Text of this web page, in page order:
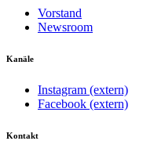
Vorstand
Newsroom
Kanäle
Instagram (extern)
Facebook (extern)
Kontakt